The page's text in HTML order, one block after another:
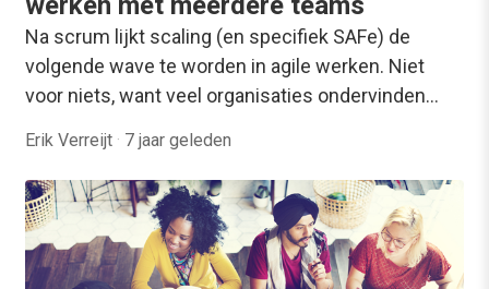
Na scrum lijkt scaling (en specifiek SAFe) de
volgende wave te worden in agile werken. Niet
voor niets, want veel organisaties ondervinden…
Erik Verreijt · 7 jaar geleden